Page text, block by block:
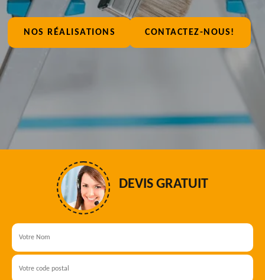
NOS RÉALISATIONS CONTACTEZ-NOUS!
DEVIS GRATUIT